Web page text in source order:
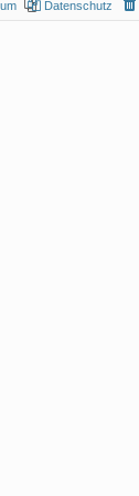
Datenschutz